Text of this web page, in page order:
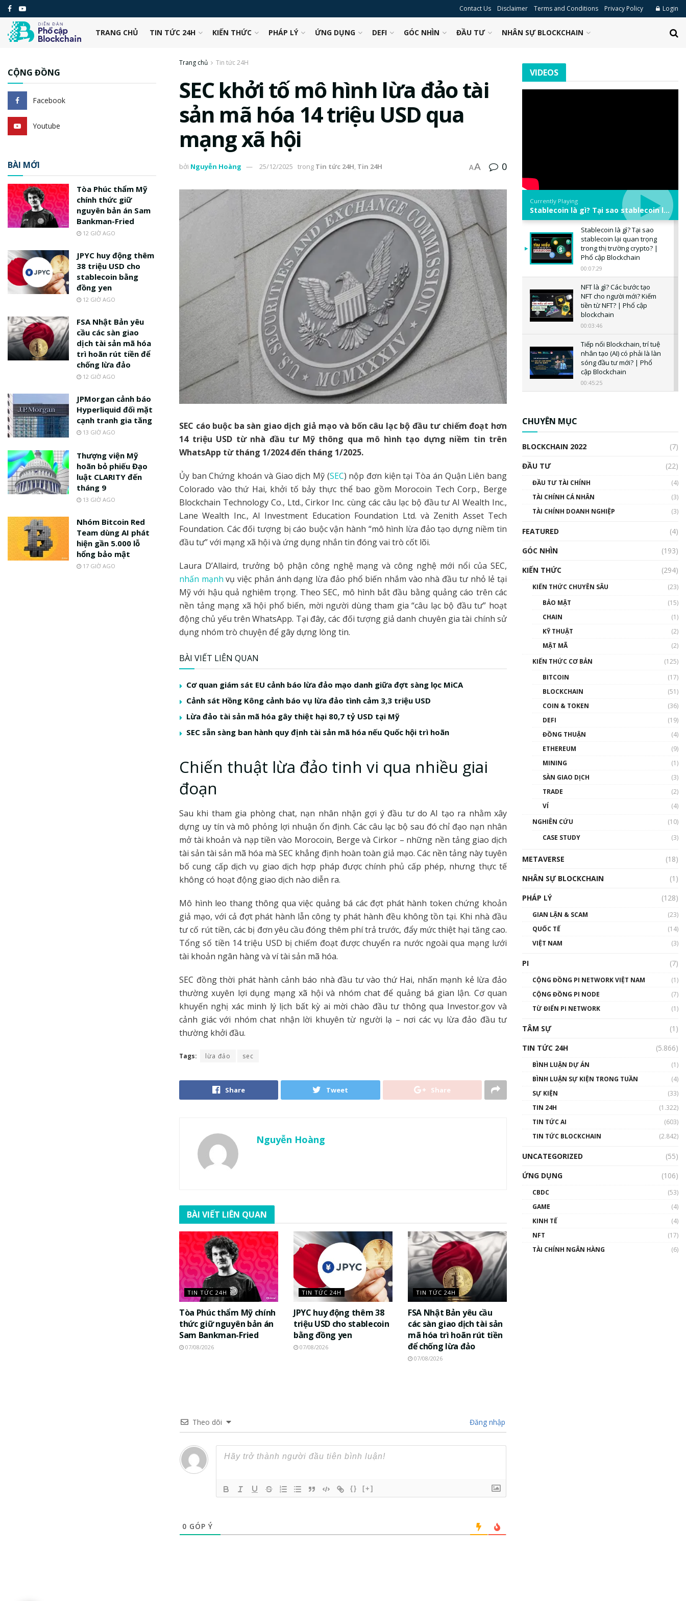
Contact Us Disclaimer Terms and Conditions Privacy Policy Login
TRANG CHỦ TIN TỨC 24H KIẾN THỨC PHÁP LÝ ỨNG DỤNG DEFI GÓC NHÌN ĐẦU TƯ NHÂN SỰ BLOCKCHAIN
Trang chủ Tin tức 24H
SEC khởi tố mô hình lừa đảo tài
sản mã hóa 14 triệu USD qua
mạng xã hội
bởi Nguyễn Hoàng 25/12/2025 trong Tin tức 24H, Tin 24H AA 0
SEC cáo buộc ba sàn giao dịch giả mạo và bốn câu lạc bộ đầu tư chiếm đoạt hơn
14 triệu USD từ nhà đầu tư Mỹ thông qua mô hình tạo dựng niềm tin trên
WhatsApp từ tháng 1/2024 đến tháng 1/2025.
Ủy ban Chứng khoán và Giao dịch Mỹ (SEC) nộp đơn kiện tại Tòa án Quận Liên bang
Colorado vào thứ Hai, khởi tố bảy thực thể bao gồm Morocoin Tech Corp., Berge
Blockchain Technology Co., Ltd., Cirkor Inc. cùng các câu lạc bộ đầu tư AI Wealth Inc.,
Lane Wealth Inc., AI Investment Education Foundation Ltd. và Zenith Asset Tech
Foundation. Các đối tượng bị cáo buộc vận hành “mô hình lừa đảo tạo dựng niềm tin
đầu tư” với mạng xã hội và ứng dụng nhắn tin đóng vai trò cốt lõi.
Laura D’Allaird, trưởng bộ phận công nghệ mạng và công nghệ mới nổi của SEC,
nhấn mạnh vụ việc phản ánh dạng lừa đảo phổ biến nhắm vào nhà đầu tư nhỏ lẻ tại
Mỹ với hậu quả nghiêm trọng. Theo SEC, mô hình bắt đầu bằng quảng cáo trên các
nền tảng mạng xã hội phổ biến, mời người dùng tham gia “câu lạc bộ đầu tư” hoạt
động chủ yếu trên WhatsApp. Tại đây, các đối tượng giả danh chuyên gia tài chính sử
dụng nhóm trò chuyện để gây dựng lòng tin.
BÀI VIẾT LIÊN QUAN
Cơ quan giám sát EU cảnh báo lừa đảo mạo danh giữa đợt sàng lọc MiCA
Cảnh sát Hồng Kông cảnh báo vụ lừa đảo tình cảm 3,3 triệu USD
Lừa đảo tài sản mã hóa gây thiệt hại 80,7 tỷ USD tại Mỹ
SEC sẵn sàng ban hành quy định tài sản mã hóa nếu Quốc hội trì hoãn
Chiến thuật lừa đảo tinh vi qua nhiều giai
đoạn
Sau khi tham gia phòng chat, nạn nhân nhận gợi ý đầu tư do AI tạo ra nhằm xây
dựng uy tín và mô phỏng lợi nhuận ổn định. Các câu lạc bộ sau đó chỉ đạo nạn nhân
mở tài khoản và nạp tiền vào Morocoin, Berge và Cirkor – những nền tảng giao dịch
tài sản tài sản mã hóa mà SEC khẳng định hoàn toàn giả mạo. Các nền tảng này tuyên
bố cung cấp dịch vụ giao dịch hợp pháp được chính phủ cấp phép, nhưng thực tế
không có hoạt động giao dịch nào diễn ra.
Mô hình leo thang thông qua việc quảng bá các đợt phát hành token chứng khoản
giả mạo, với cả đợt phát hành lẫn công ty phát hành đều không tồn tại. Khi nhà đầu
tư cố rút tiền, các bị đơn yêu cầu đóng thêm phí trả trước, đẩy mức thiệt hại tăng cao.
Tổng số tiền 14 triệu USD bị chiếm đoạt được chuyển ra nước ngoài qua mạng lưới
tài khoản ngân hàng và ví tài sản mã hóa.
SEC đồng thời phát hành cảnh báo nhà đầu tư vào thứ Hai, nhấn mạnh kẻ lừa đảo
thường xuyên lợi dụng mạng xã hội và nhóm chat để quảng bá gian lận. Cơ quan
khuyến nghị xác minh lý lịch bất kỳ ai mời chào đầu tư thông qua Investor.gov và
cảnh giác với nhóm chat nhận lời khuyên từ người lạ – nơi các vụ lừa đảo đầu tư
thường khởi đầu.
Tags: lừa đảo sec
Share Tweet Share
Nguyễn Hoàng
BÀI VIẾT LIÊN QUAN
TIN TỨC 24H
Tòa Phúc thẩm Mỹ chính
thức giữ nguyên bản án
Sam Bankman-Fried
07/08/2026
TIN TỨC 24H
JPYC huy động thêm 38
triệu USD cho stablecoin
bằng đồng yen
07/08/2026
TIN TỨC 24H
FSA Nhật Bản yêu cầu
các sàn giao dịch tài sản
mã hóa trì hoãn rút tiền
để chống lừa đảo
07/08/2026
Theo dõi Đăng nhập
{} [+]
0 GÓP Ý
CỘNG ĐỒNG
Facebook
Youtube
BÀI MỚI
Tòa Phúc thẩm Mỹ
chính thức giữ
nguyên bản án Sam
Bankman-Fried
12 GIỜ AGO
JPYC huy động thêm
38 triệu USD cho
stablecoin bằng
đồng yen
12 GIỜ AGO
FSA Nhật Bản yêu
cầu các sàn giao
dịch tài sản mã hóa
trì hoãn rút tiền để
chống lừa đảo
12 GIỜ AGO
JPMorgan cảnh báo
Hyperliquid đối mặt
cạnh tranh gia tăng
13 GIỜ AGO
Thượng viện Mỹ
hoãn bỏ phiếu Đạo
luật CLARITY đến
tháng 9
13 GIỜ AGO
Nhóm Bitcoin Red
Team dùng AI phát
hiện gần 5.000 lỗ
hổng bảo mật
17 GIỜ AGO
VIDEOS
Currently Playing
Stablecoin là gì? Tại sao stablecoin lại quan trọng trong thị trường crypto? | Phổ cập Blockchain
Stablecoin là gì? Tại sao
stablecoin lại quan trọng
trong thị trường crypto? |
Phổ cập Blockchain
00:07:29
NFT là gì? Các bước tạo
NFT cho người mới? Kiếm
tiền từ NFT? | Phổ cập
blockchain
00:03:46
Tiếp nối Blockchain, trí tuệ
nhân tạo (AI) có phải là làn
sóng đầu tư mới? | Phổ
cập Blockchain
00:45:25
uptrend trong năm 2023? |
Phổ cập Blockchain
00:02:14
Nhìn lại năm 2022: Những
nhân vật ảnh hưởng nhất
hệ sinh thái tiền mã hoá |
Blockchain
Nhân sự tương lại ngành
Blockchain Việt Nam | Phổ
cập Blockchain
Blockchain đang được ứng
01:34:46
01:32:59
Talkshow17: Mùa đông
Crypto – Chiếc khăn gió ấm
01:49:30
Talkshow 14: MemeCoin –
CHUYÊN MỤC
BLOCKCHAIN 2022
(7)
ĐẦU TƯ
(22)
ĐẦU TƯ TÀI CHÍNH
(4)
TÀI CHÍNH CÁ NHÂN
(3)
TÀI CHÍNH DOANH NGHIỆP
(3)
FEATURED
(4)
GÓC NHÌN
(193)
KIẾN THỨC
(294)
KIẾN THỨC CHUYÊN SÂU
(23)
BẢO MẬT
(15)
CHAIN
(1)
KỸ THUẬT
(2)
MẬT MÃ
(2)
KIẾN THỨC CƠ BẢN
(125)
BITCOIN
(17)
BLOCKCHAIN
(51)
COIN & TOKEN
(36)
DEFI
(19)
ĐỒNG THUẬN
(4)
ETHEREUM
(9)
MINING
(1)
SÀN GIAO DỊCH
(3)
TRADE
(2)
VÍ
(4)
NGHIÊN CỨU
(10)
CASE STUDY
(3)
METAVERSE
(18)
NHÂN SỰ BLOCKCHAIN
(1)
PHÁP LÝ
(128)
GIAN LẬN & SCAM
(23)
QUỐC TẾ
(14)
VIỆT NAM
(3)
PI (7)
CỘNG ĐỒNG PI NETWORK VIỆT NAM
(1)
CỘNG ĐỒNG PI NODE
(7)
TỪ ĐIỂN PI NETWORK
(1)
TÂM SỰ
(1)
TIN TỨC 24H
(5.866)
BÌNH LUẬN DỰ ÁN
(1)
BÌNH LUẬN SỰ KIỆN TRONG TUẦN
(4)
SỰ KIỆN
(33)
TIN 24H
(1.322)
TIN TỨC AI
(603)
TIN TỨC BLOCKCHAIN
(2.842)
UNCATEGORIZED
(55)
ỨNG DỤNG
(106)
CBDC
(53)
GAME
(4)
KINH TẾ
(4)
NFT
(17)
TÀI CHÍNH NGÂN HÀNG
(6)